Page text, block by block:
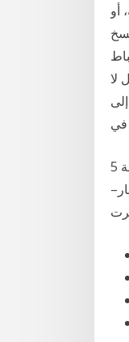
أو
ما استند عليه الحنفية لقولهم بالتفريق بين 9 شباط
لا
في
5 آب (أغسطس) 2017 وفيما ما يأتي عرض لماهية البنود الجزائية لعقود لاعبي كرة القدم في إسبانيا بالنسبة